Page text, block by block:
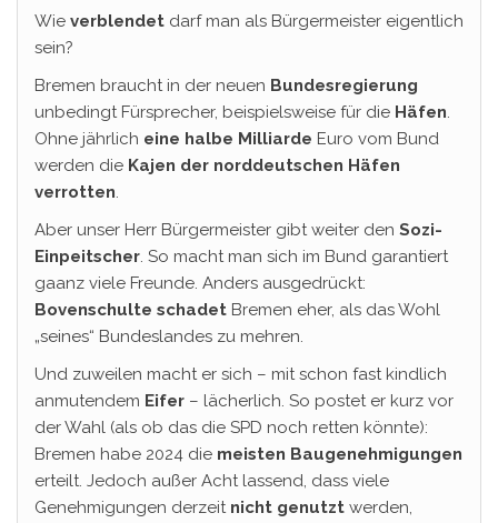
Wie verblendet darf man als Bürgermeister eigentlich
sein?
Bremen braucht in der neuen Bundesregierung
unbedingt Fürsprecher, beispielsweise für die Häfen.
Ohne jährlich eine halbe Milliarde Euro vom Bund
werden die Kajen der norddeutschen Häfen
verrotten.
Aber unser Herr Bürgermeister gibt weiter den Sozi-
Einpeitscher. So macht man sich im Bund garantiert
gaanz viele Freunde. Anders ausgedrückt:
Bovenschulte schadet Bremen eher, als das Wohl
„seines“ Bundeslandes zu mehren.
Und zuweilen macht er sich – mit schon fast kindlich
anmutendem Eifer – lächerlich. So postet er kurz vor
der Wahl (als ob das die SPD noch retten könnte):
Bremen habe 2024 die meisten Baugenehmigungen
erteilt. Jedoch außer Acht lassend, dass viele
Genehmigungen derzeit nicht genutzt werden,